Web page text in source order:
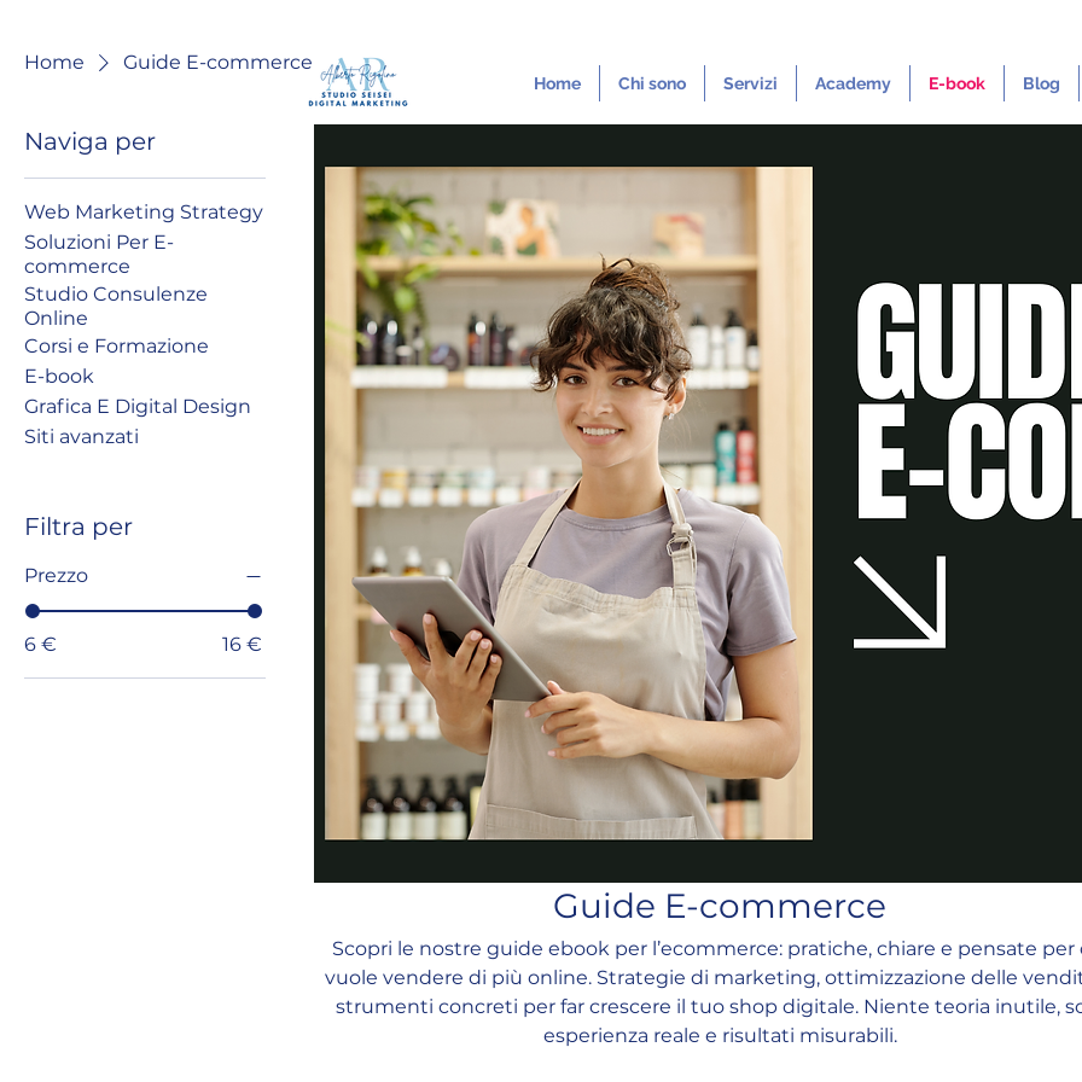
Home Chi sono Servizi Academy E-book Blog
Home Guide E-commerce
Naviga per
Web Marketing Strategy
Soluzioni Per E-
commerce
Studio Consulenze
Online
Corsi e Formazione
E-book
Grafica E Digital Design
Siti avanzati
Filtra per
Prezzo
6 € 16 €
Guide E-commerce
Scopri le nostre guide ebook per l’ecommerce: pratiche, chiare e pensate per
vuole vendere di più online. Strategie di marketing, ottimizzazione delle
strumenti concreti per far crescere il tuo shop digitale. Niente teoria inutile,
esperienza reale e risultati misurabili.